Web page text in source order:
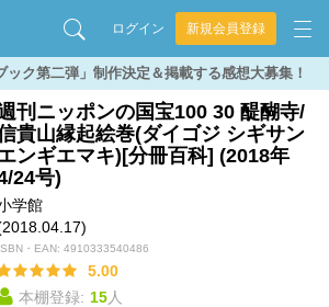
ログイン 新規会員登録
ック第二弾」制作決定＆掲載する感想大募集！
刊ニッポンの国宝100 30 醍醐寺/
貴山縁起絵巻(ダイゴジ シギサン
ンギエマキ)[分冊百科] (2018年
24号)
学館
・EAN: 4910333540486
5.00
本棚登録: 15人